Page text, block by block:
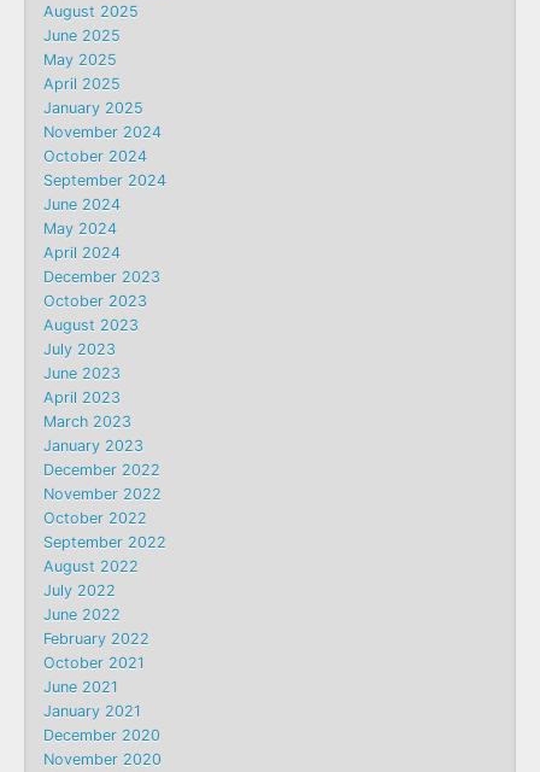
August 2025
June 2025
May 2025
April 2025
January 2025
November 2024
October 2024
September 2024
June 2024
May 2024
April 2024
December 2023
October 2023
August 2023
July 2023
June 2023
April 2023
March 2023
January 2023
December 2022
November 2022
October 2022
September 2022
August 2022
July 2022
June 2022
February 2022
October 2021
June 2021
January 2021
December 2020
November 2020